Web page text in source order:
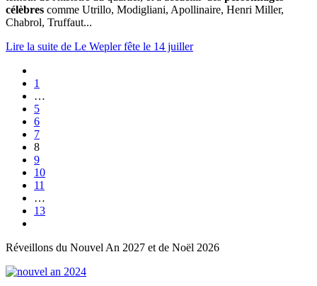
célèbres comme Utrillo, Modigliani, Apollinaire, Henri Miller,
Chabrol, Truffaut...
Lire la suite de Le Wepler fête le 14 juiller
1
…
5
6
7
8
9
10
11
…
13
Réveillons du Nouvel An 2027 et de Noël 2026